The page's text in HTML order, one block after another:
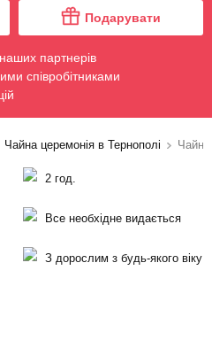
Подарувати
партнерів
співробітниками
Чайна церемонія в Тернополі Чайна
2 год.
Все необхідне видається
З дорослим з будь-якого віку